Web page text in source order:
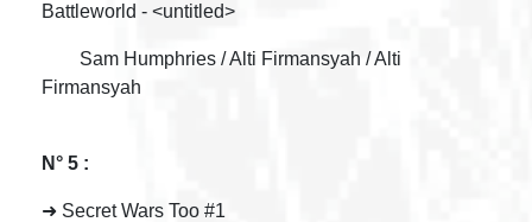
Battleworld - <untitled>
Sam Humphries / Alti Firmansyah / Alti
Firmansyah
N° 5 :
➜ Secret Wars Too #1